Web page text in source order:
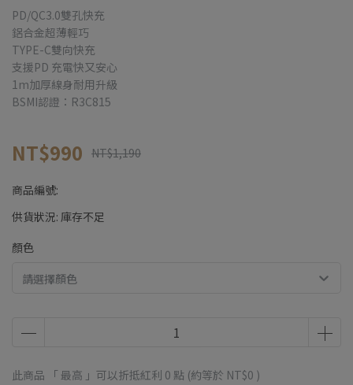
PD/QC3.0雙孔快充
鋁合金超薄輕巧
TYPE-C雙向快充
支援PD 充電快又安心
1m加厚線身耐用升級
BSMI認證：R3C815
NT$990 NT$1,190
商品編號:
供貨狀況: 庫存不足
顏色
此商品 「 最高 」可以折抵紅利 0 點 (約等於 NT$0 )